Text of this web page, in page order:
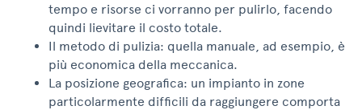
tempo e risorse ci vorranno per pulirlo, facendo
quindi lievitare il costo totale.
Il metodo di pulizia: quella manuale, ad esempio, è
più economica della meccanica.
La posizione geografica: un impianto in zone
particolarmente difficili da raggiungere comporta